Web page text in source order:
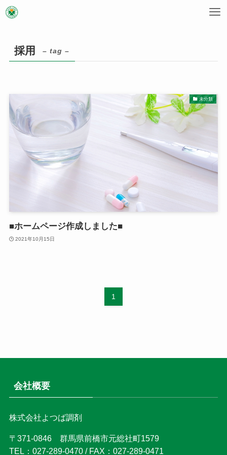
採用 – tag –
未分類
■ホームページ作成しました■
2021年10月15日
1
会社概要
株式会社よつば調剤
〒371-0846 群馬県前橋市元総社町1579
TEL：027-289-0470 / FAX：027-289-0471